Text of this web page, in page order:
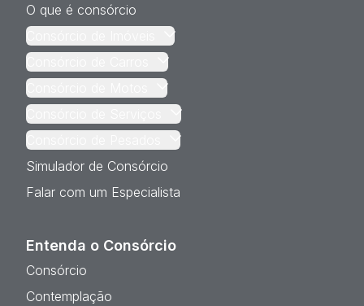
O que é consórcio
Consórcio de Imóveis
Consórcio de Carros
Consórcio de Motos
Consórcio de Serviços
Consórcio de Pesados
Simulador de Consórcio
Falar com um Especialista
Entenda o Consórcio
Consórcio
Contemplação